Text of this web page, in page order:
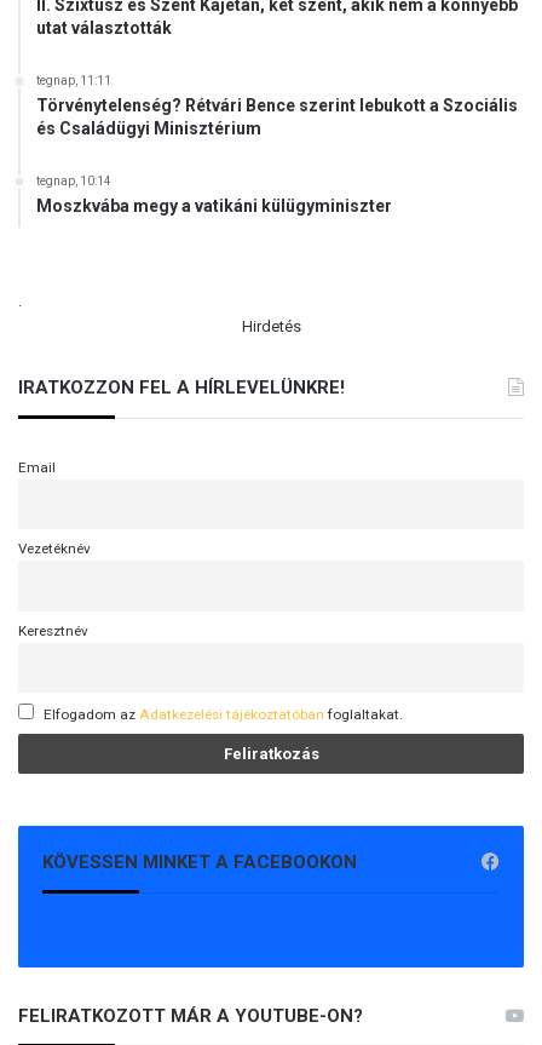
II. Szixtusz és Szent Kajetán, két szent, akik nem a könnyebb
utat választották
tegnap, 11:11
Törvénytelenség? Rétvári Bence szerint lebukott a Szociális
és Családügyi Minisztérium
tegnap, 10:14
Moszkvába megy a vatikáni külügyminiszter
Hirdetés
IRATKOZZON FEL A HÍRLEVELÜNKRE!
Email
Vezetéknév
Keresztnév
Elfogadom az Adatkezelési tájékoztatóban foglaltakat.
KÖVESSEN MINKET A FACEBOOKON
FELIRATKOZOTT MÁR A YOUTUBE-ON?